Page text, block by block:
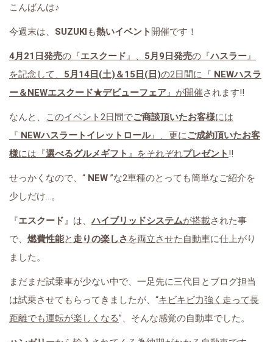
こんばんは♪
今週末は、 SUZUKI も熱いイベント 開催です！
4月21日発売の『エスクード』、 5月9日発売の『ハスラー』
を記念して、 5月14日(土)＆15日(日)の2日間に『 NEWハスラ
ー＆NEWエスクード★デビューフェア』が開催されます‼
なんと、 このイベント2日間でご商談頂いたお客様には
『 NEWハスラートイレットロール』、更にご成約頂いたお客
様には『選べるグルメギフト 』をそれぞれプレゼント ‼
せっかくなので、“ NEW ”な2車種のとっても簡単なご紹介を
少しだけ...。
『エスクード』は、ハイブリッドシステムが搭載された事
で、 燃費性能と 走りの楽しさ を両立させた自動車に仕上がり
ました。
まだまだ試乗車が少ない中で、一足先に三代目とブログ担当
は試乗させてもらってきましたが、“キビキビ力強く走って長
距離でも運転が楽しくなる”、そんな感覚の自動車でした。